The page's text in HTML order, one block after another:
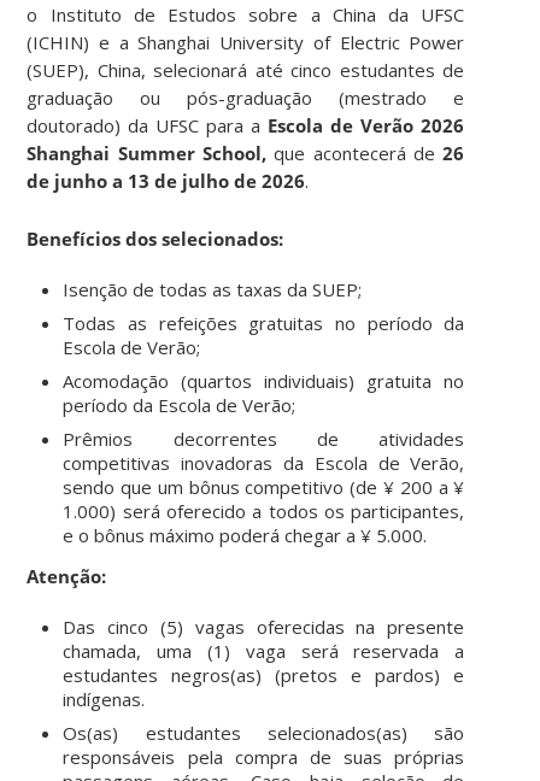
o Instituto de Estudos sobre a China da UFSC
(ICHIN) e a Shanghai University of Electric Power
(SUEP), China, selecionará até cinco estudantes de
graduação ou pós-graduação (mestrado e
doutorado) da UFSC para a Escola de Verão 2026
Shanghai Summer School, que acontecerá de26
de junho a 13 de julho de 2026.
Benefícios dos selecionados:
Isenção de todas as taxas da SUEP;
Todas as refeições gratuitas no período da
Escola de Verão;
Acomodação (quartos individuais) gratuita no
período da Escola de Verão;
Prêmios decorrentes de atividades
competitivas inovadoras da Escola de Verão,
sendo que um bônus competitivo (de ¥ 200 a ¥
1.000) será oferecido a todos os participantes,
e o bônus máximo poderá chegar a ¥ 5.000.
Atenção:
Das cinco (5) vagas oferecidas na presente
chamada, uma (1) vaga será reservada a
estudantes negros(as) (pretos e pardos) e
indígenas.
Os(as) estudantes selecionados(as) são
responsáveis pela compra de suas próprias